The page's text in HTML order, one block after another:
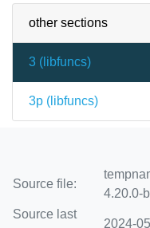
other sections
3 ( libfuncs)
3p ( libfuncs)
Source file:
4.20.0-
Source last
2024-